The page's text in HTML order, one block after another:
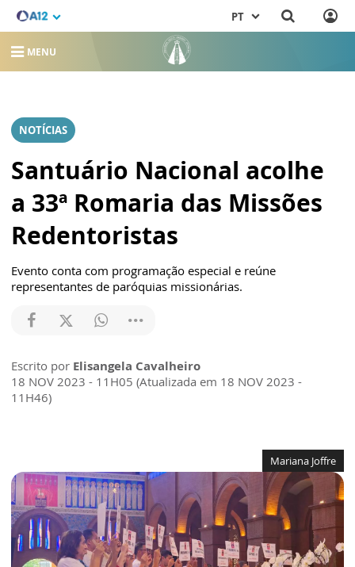
PT
MENU
NOTÍCIAS
Santuário Nacional acolhe
a 33ª Romaria das Missões
Redentoristas
Evento conta com programação especial e reúne
representantes de paróquias missionárias.
Escrito por Elisangela Cavalheiro
18 NOV 2023 - 11H05 (Atualizada em 18 NOV 2023 -
11H46)
Mariana Joffre